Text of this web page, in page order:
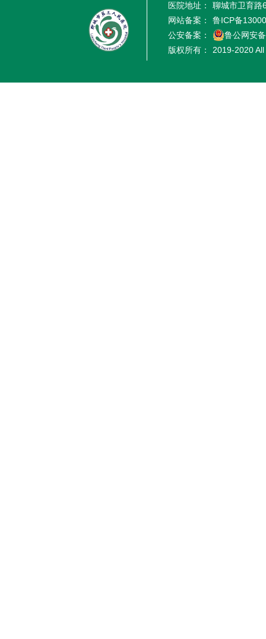
医院地址：
聊城市卫育路
网站备案：
鲁ICP备
公安备案：
鲁公网安
版权所有：
2019-2020